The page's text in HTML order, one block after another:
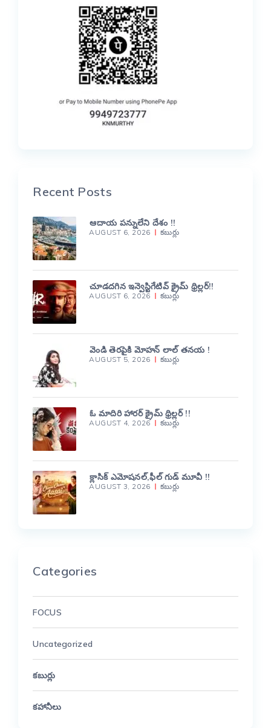
Recent Posts
ఆదాయ పన్నులేని దేశం !!
AUGUST 6, 2026 కబుర్లు
చూడదగిన ఇన్వెస్టిగేటివ్ క్రైమ్ థ్రిల్లర్!!
AUGUST 6, 2026 కబుర్లు
వెండి తెరపైకి మోహన్ లాల్ తనయ !
AUGUST 5, 2026 కబుర్లు
ఓ మాదిరి హారర్ క్రైమ్ థ్రిల్లర్ !!
AUGUST 4, 2026 కబుర్లు
క్లాసిక్ ఎమోషనల్,ఫీల్ గుడ్ మూవీ !!
AUGUST 3, 2026 కబుర్లు
Categories
FOCUS
Uncategorized
కబుర్లు
కహానీలు